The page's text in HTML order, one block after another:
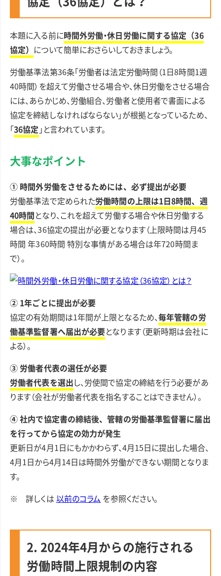
本題に入る前に時間外労働・休日労働に関する協定（36
協定） について簡単におさらいしておきましょう。
労働基準法第36条「労働者は法定労働時間（1日8時間1週
40時間）を超えて労働させる場合や、休日労働をさせる場合
には、あらかじめ、労働組合、労働者と使用者で書面による
協定を締結しなければならない」が根拠となっているため、
「36協定 」と言われています。
大事なポイント
① 時間外労働をさせるためには、必ず提出が必要
労働基準法で定められた労働時間の上限は1日8時間、週
40時間となり、これを超えて労働する場合や休日労働する
場合は、36協定の提出が必要となります（上限時間は月45
時間 年360時間 特別な事情がある場合は年720時間ま
で）。
② 1年ごとに提出が必要
協定の有効期間は1年間が上限となるため、毎年管轄の労
働基準監督署へ届出が必要となります（更新時期は会社に
よる）。
③ 労働者代表の選任が必要
労働者代表を選出し、労使間で協定の締結を行う必要があ
ります（会社が労働者代表を指名することはできません）。
④ 社内で協定書の締結後、管轄の労働基準監督署に届出
を行ってから協定の効力が発生
更新日が4月1日にもかかわらず、4月15日に提出した場合、
4月1日から4月14日は時間外労働ができない期間となりま
す。
※ 詳しくは 以前のコラム を参照ください。
2. 2024年4月からの施行される
労働時間上限規制の内容